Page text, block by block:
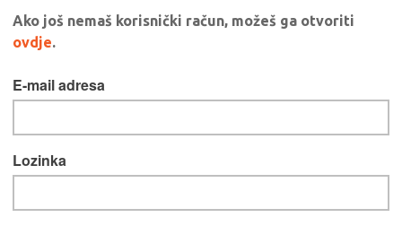
Ako još nemaš korisnički račun, možeš ga otvoriti
ovdje.
E-mail adresa
Lozinka